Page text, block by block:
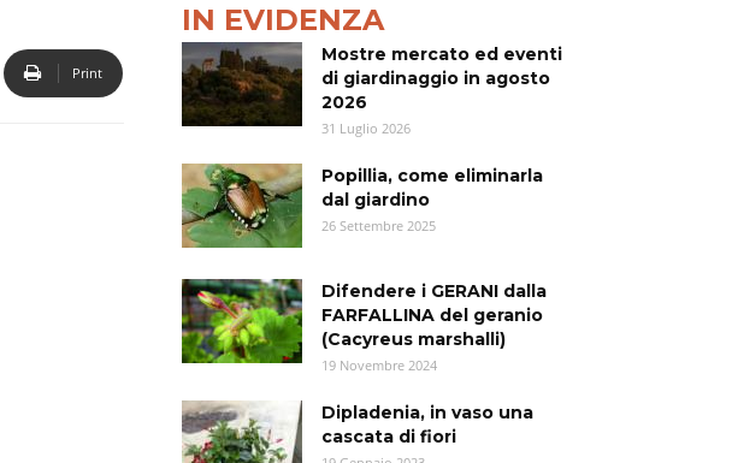
Print
IN EVIDENZA
Mostre mercato ed eventi
di giardinaggio in agosto
2026
31 Luglio 2026
Popillia, come eliminarla
dal giardino
26 Settembre 2025
Difendere i GERANI dalla
FARFALLINA del geranio
(Cacyreus marshalli)
19 Novembre 2024
Dipladenia, in vaso una
cascata di fiori